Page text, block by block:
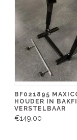
BF021895
HOUDER IN
VERSTELBAAR
€149,00